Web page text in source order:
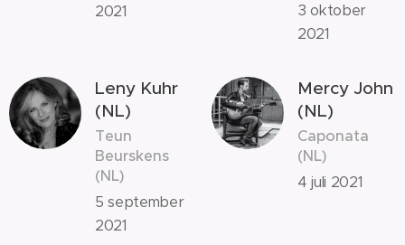
2021
3 oktober
2021
Leny Kuhr
(NL)
Teun
Beurskens
(NL)
5 september
2021
Mercy John
(NL)
Caponata
(NL)
4 juli 2021